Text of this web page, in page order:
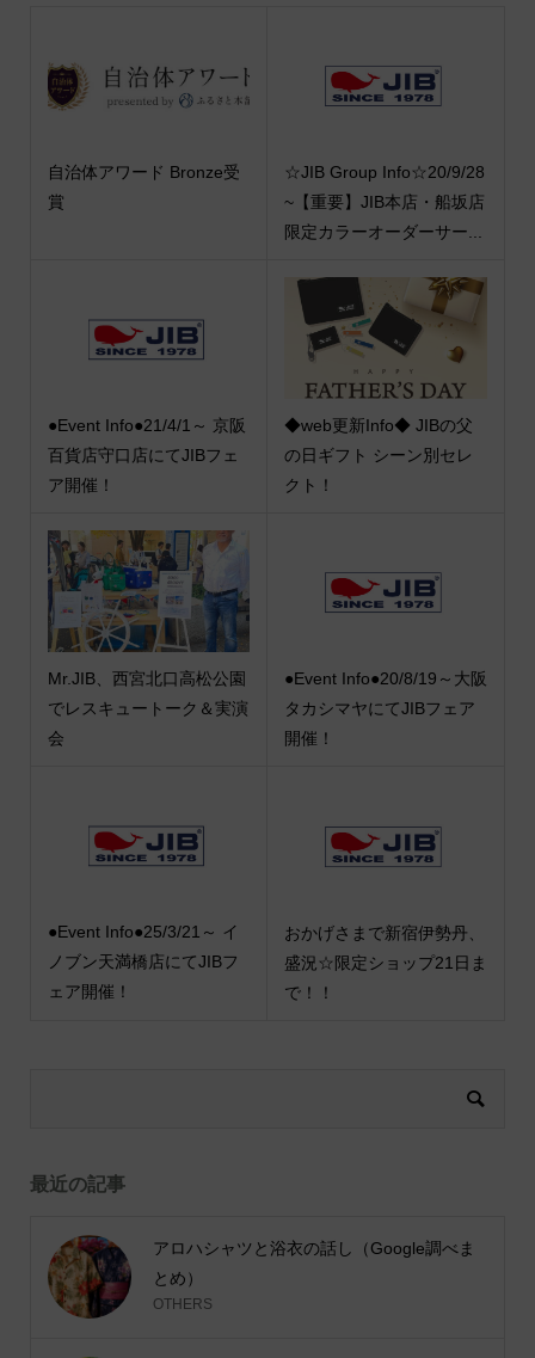
自治体アワード Bronze受
賞
☆JIB Group Info☆20/9/28
~【重要】JIB本店・船坂店
限定カラーオーダーサー...
●Event Info●21/4/1～ 京阪
百貨店守口店にてJIBフェ
ア開催！
◆web更新Info◆ JIBの父
の日ギフト シーン別セレ
クト！
Mr.JIB、西宮北口高松公園
でレスキュートーク＆実演
会
●Event Info●20/8/19～大阪
タカシマヤにてJIBフェア
開催！
●Event Info●25/3/21～ イ
ノブン天満橋店にてJIBフ
ェア開催！
おかげさまで新宿伊勢丹、
盛況☆限定ショップ21日ま
で！！
最近の記事
アロハシャツと浴衣の話し（Google調べま
とめ）
OTHERS